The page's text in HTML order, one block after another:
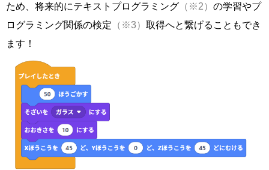
ため、将来的にテキストプログラミング （※2） の学習やプ
ログラミング関係の検定 （※3） 取得へと繋げることもでき
ます！